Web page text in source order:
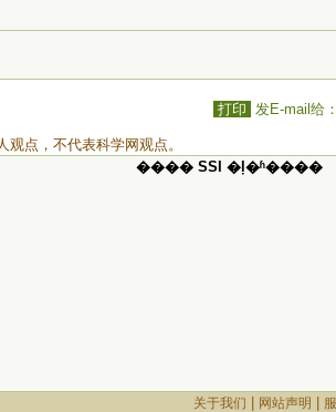
打印 发E-mail给
观点，不代表科学网观点。
���� SSI �ļ�ʱ����
关于我们 网站声明